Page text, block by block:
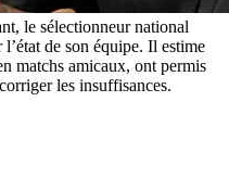
le sélectionneur national
de son équipe. Il estime
matchs amicaux, ont permis
les insuffisances.